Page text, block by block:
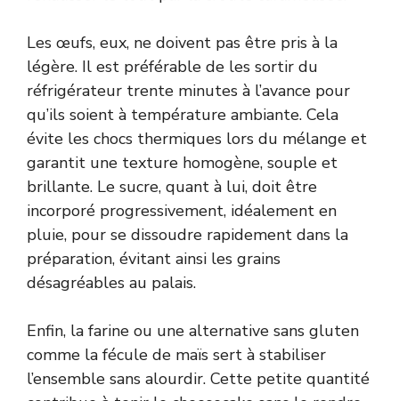
Les œufs, eux, ne doivent pas être pris à la
légère. Il est préférable de les sortir du
réfrigérateur trente minutes à l’avance pour
qu’ils soient à température ambiante. Cela
évite les chocs thermiques lors du mélange et
garantit une texture homogène, souple et
brillante. Le sucre, quant à lui, doit être
incorporé progressivement, idéalement en
pluie, pour se dissoudre rapidement dans la
préparation, évitant ainsi les grains
désagréables au palais.
Enfin, la farine ou une alternative sans gluten
comme la fécule de maïs sert à stabiliser
l’ensemble sans alourdir. Cette petite quantité